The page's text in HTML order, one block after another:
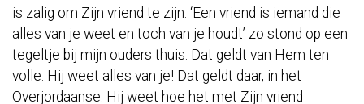
is zalig om Zijn vriend te zijn. ‘Een vriend is iemand die
alles van je weet en toch van je houdt’ zo stond op een
tegeltje bij mijn ouders thuis. Dat geldt van Hem ten
volle: Hij weet alles van je! Dat geldt daar, in het
Overjordaanse: Hij weet hoe het met Zijn vriend